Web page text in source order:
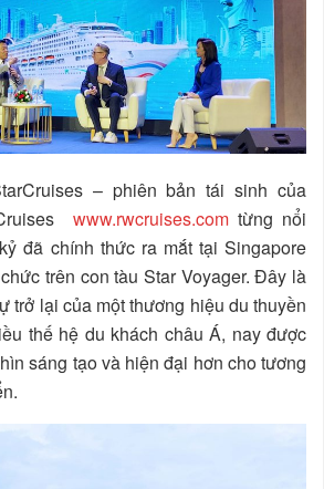
– phiên bản tái sinh của
www.rwcruises.comtừng nổi
đã chính thức ra mắt tại Singapore
trên con tàu Star Voyager. Đây là
trở lại của một thương hiệu du thuyền
thế hệ du khách châu Á, nay được
sáng tạo và hiện đại hơn cho tương